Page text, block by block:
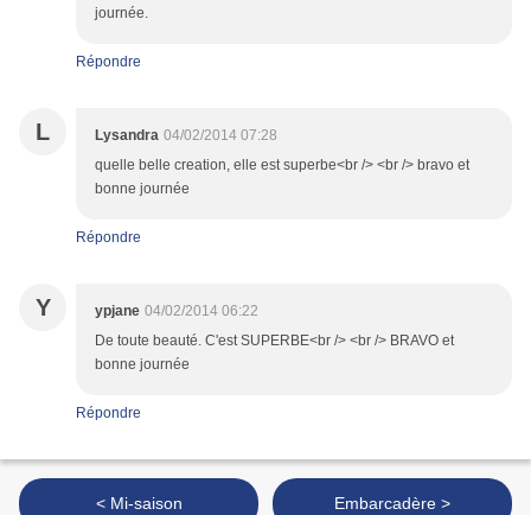
journée.
Répondre
L Lysandra 04/02/2014 07:28
quelle belle creation, elle est superbe<br /> <br /> bravo et
bonne journée
Répondre
Y ypjane 04/02/2014 06:22
De toute beauté. C'est SUPERBE<br /> <br /> BRAVO et
bonne journée
Répondre
< Mi-saison Embarcadère >